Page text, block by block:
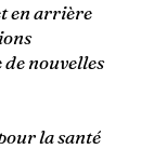
en arrière
nouvelles
la santé